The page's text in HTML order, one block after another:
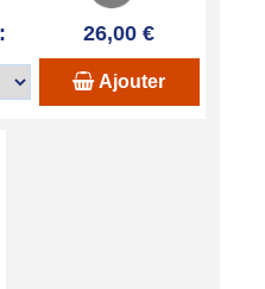
26,00 €
Ajouter